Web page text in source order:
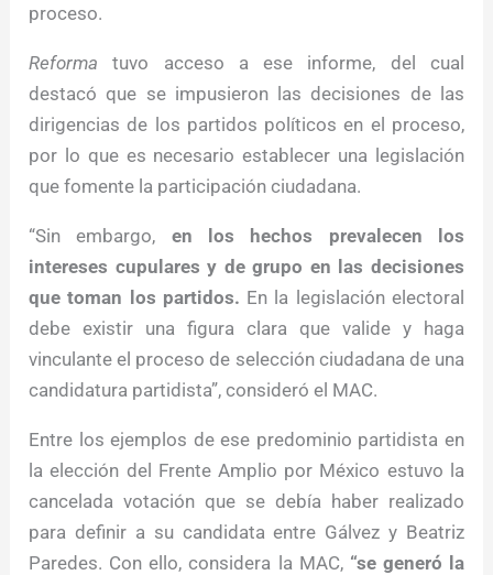
proceso.
Reforma tuvo acceso a ese informe, del cual
destacó que se impusieron las decisiones de las
dirigencias de los partidos políticos en el proceso,
por lo que es necesario establecer una legislación
que fomente la participación ciudadana.
“Sin embargo, en los hechos prevalecen los
intereses cupulares y de grupo en las decisiones
que toman los partidos. En la legislación electoral
debe existir una figura clara que valide y haga
vinculante el proceso de selección ciudadana de una
candidatura partidista”, consideró el MAC.
Entre los ejemplos de ese predominio partidista en
la elección del Frente Amplio por México estuvo la
cancelada votación que se debía haber realizado
para definir a su candidata entre Gálvez y Beatriz
Paredes. Con ello, considera la MAC, “se generó la